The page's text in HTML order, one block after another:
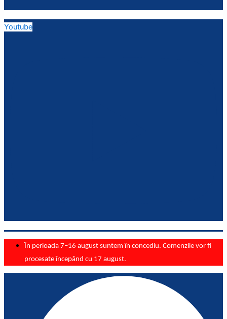
Youtube
În perioada 7–16 august suntem în concediu. Comenzile vor fi
procesate începând cu 17 august.